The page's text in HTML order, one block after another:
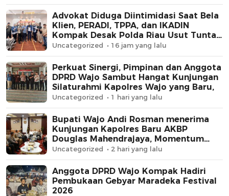
Advokat Diduga Diintimidasi Saat Bela
Klien, PERADI, TPPA, dan IKADIN
Kompak Desak Polda Riau Usut Tuntas
Dugaan Premanisme
Uncategorized 16 jam yang lalu
Perkuat Sinergi, Pimpinan dan Anggota
DPRD Wajo Sambut Hangat Kunjungan
Silaturahmi Kapolres Wajo yang Baru,
Uncategorized 1 hari yang lalu
Bupati Wajo Andi Rosman menerima
Kunjungan Kapolres Baru AKBP
Douglas Mahendrajaya, Momentum
Memperkuat Sinergi
Uncategorized 2 hari yang lalu
Anggota DPRD Wajo Kompak Hadiri
Pembukaan Gebyar Maradeka Festival
2026